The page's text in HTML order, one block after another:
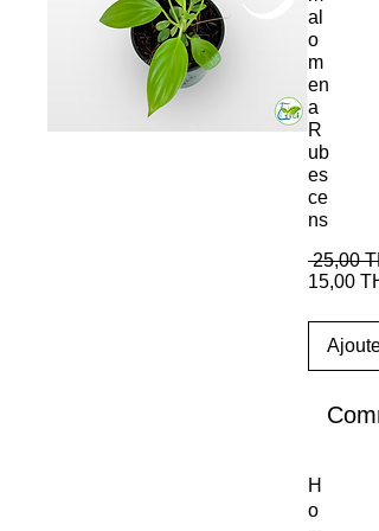
al
o
m
en
a
R
ub
es
ce
ns
25,00
15,00
H
o